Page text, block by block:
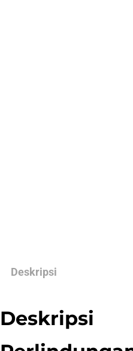
Deskripsi
Deskripsi